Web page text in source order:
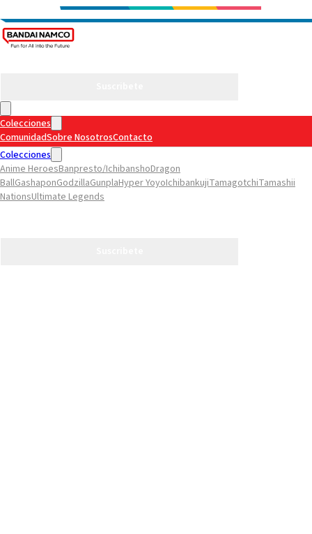
Colecciones
ComunidadSobre NosotrosContacto
Colecciones
Anime HeroesBanpresto/IchibanshoDragon
BallGashaponGodzillaGunplaHyper YoyoIchibankujiTamagotchiTamashii
NationsUltimate Legends